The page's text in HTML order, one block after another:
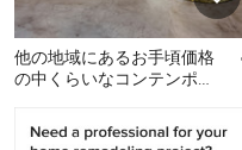
他の地域にあるお手頃価格
の中くらいなコンテンポラ
地下室 (半地下 (窓あり)
他の地域にあるお手頃価格
の中くらいなコンテンポラ